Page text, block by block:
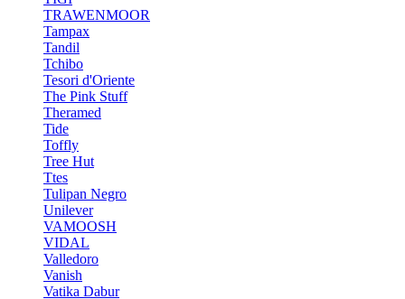
TRAWENMOOR
Tampax
Tandil
Tchibo
Tesori d'Oriente
The Pink Stuff
Theramed
Tide
Toffly
Tree Hut
Ttes
Tulipan Negro
Unilever
VAMOOSH
VIDAL
Valledoro
Vanish
Vatika Dabur